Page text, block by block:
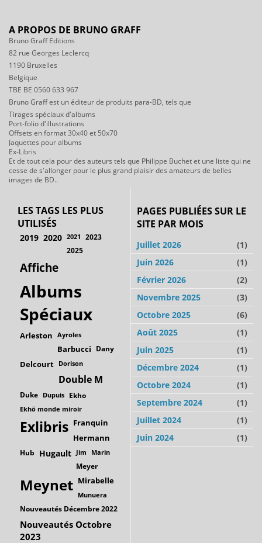
A PROPOS DE BRUNO GRAFF
Bruno Graff Editions
82 rue Georges Leclercq
1190 Bruxelles
Belgique
TBE BE 0560 633 967
Bruno Graff est un éditeur de produits para-BD, tels que
Tirages spéciaux d'albums
Port-folio d'illustrations
Offsets en format 30x40 et 50x70
Jaquettes pour albums
Ex-Libris
Et de tout cela pour des auteurs tels que Philippe Buchet et une liste qui ne
cesse de s'allonger pour le plus grand plaisir des amateurs de belles
images de BD..
LES TAGS LES PLUS
UTILISÉS
2019 2020 2021 2023
2025
Affiche
Albums
Spéciaux
Arleston Ayroles
Barbucci Dany
Delcourt Dorison
Double M
Duke Dupuis Ekho
Ekhö monde miroir
Exlibris Franquin
Hermann
Hub Hugault Jim Marin
Meyer
Meynet Mirabelle
Munuera
Nouveautés Décembre 2022
Nouveautés Octobre
2023
PAGES PUBLIÉES SUR LE
SITE PAR MOIS
Juillet 2026
(1)
Juin 2026
(1)
Février 2026
(2)
Novembre 2025
(3)
Octobre 2025
(6)
Août 2025
(1)
Juin 2025
(1)
Décembre 2024
(1)
Octobre 2024
(1)
Septembre 2024
(1)
Juillet 2024
(1)
Juin 2024
(1)